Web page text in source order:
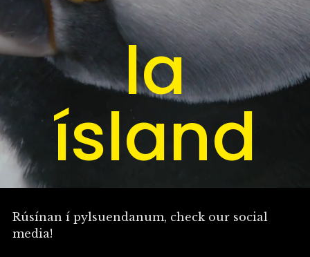
la
ísland
Rúsínan í pylsuendanum, check our social
media!